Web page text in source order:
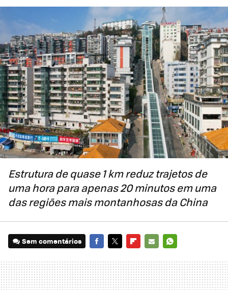
Estrutura de quase 1 km reduz trajetos de
uma hora para apenas 20 minutos em uma
das regiões mais montanhosas da China
Sem comentários
MAIL